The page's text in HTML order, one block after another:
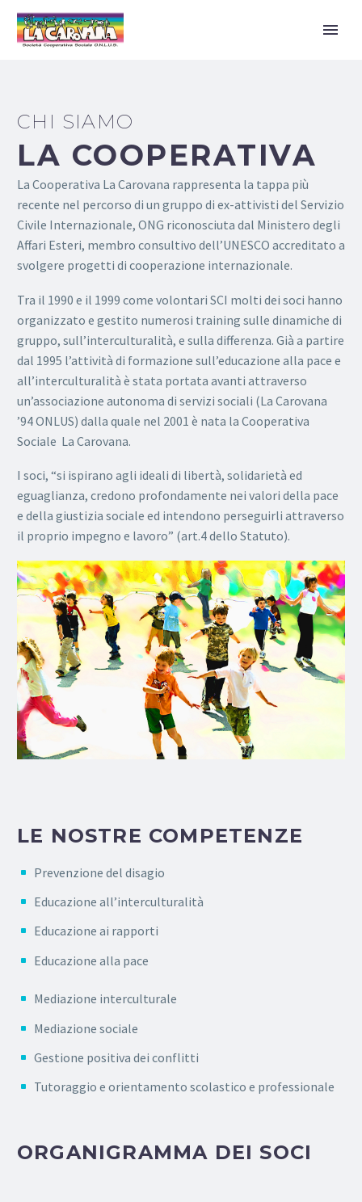
CHI SIAMO
LA COOPERATIVA
La Cooperativa La Carovana rappresenta la tappa più
recente nel percorso di un gruppo di ex-attivisti del Servizio
Civile Internazionale, ONG riconosciuta dal Ministero degli
Affari Esteri, membro consultivo dell’UNESCO accreditato a
svolgere progetti di cooperazione internazionale.
Tra il 1990 e il 1999 come volontari SCI molti dei soci hanno
organizzato e gestito numerosi training sulle dinamiche di
gruppo, sull’interculturalità, e sulla differenza. Già a partire
dal 1995 l’attività di formazione sull’educazione alla pace e
all’interculturalità è stata portata avanti attraverso
un’associazione autonoma di servizi sociali (La Carovana
’94 ONLUS) dalla quale nel 2001 è nata la Cooperativa
Sociale La Carovana.
I soci, “si ispirano agli ideali di libertà, solidarietà ed
eguaglianza, credono profondamente nei valori della pace
e della giustizia sociale ed intendono perseguirli attraverso
il proprio impegno e lavoro” (art.4 dello Statuto).
LE NOSTRE COMPETENZE
Prevenzione del disagio
Educazione all’interculturalità
Educazione ai rapporti
Educazione alla pace
Mediazione interculturale
Mediazione sociale
Gestione positiva dei conflitti
Tutoraggio e orientamento scolastico e professionale
ORGANIGRAMMA DEI SOCI